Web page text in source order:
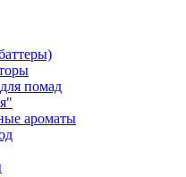
помад
ароматы